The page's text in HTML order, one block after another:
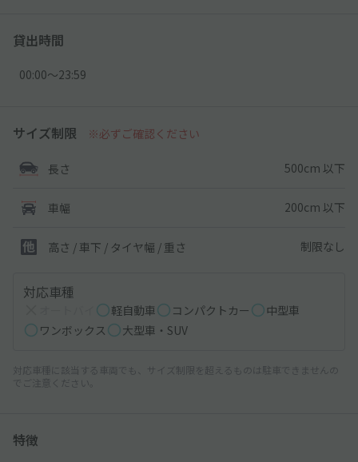
貸出時間
00:00〜23:59
サイズ制限 ※必ずご確認ください
長さ 500cm 以下
車幅 200cm 以下
高さ / 車下 / タイヤ幅 / 重さ 制限なし
対応車種
軽自動車 コンパクトカー
中型車
ワンボックス
大型車・SUV
対応車種に該当する車両でも、サイズ制限を超えるものは駐車できませんの
でご注意ください。
特徴